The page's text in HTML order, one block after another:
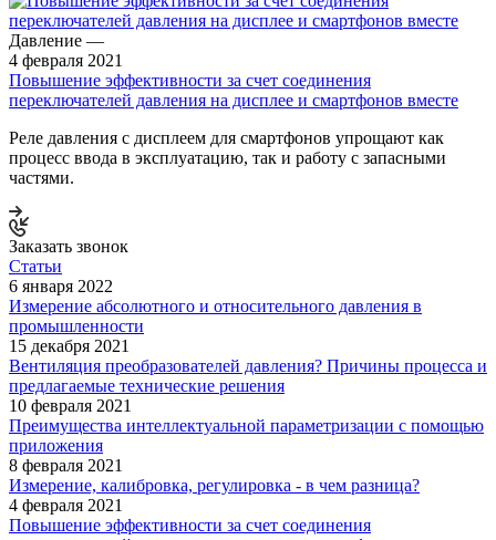
Давление —
4 февраля 2021
Повышение эффективности за счет соединения
переключателей давления на дисплее и смартфонов вместе
Реле давления с дисплеем для смартфонов упрощают как
процесс ввода в эксплуатацию, так и работу с запасными
частями.
Заказать звонок
Статьи
6 января 2022
Измерение абсолютного и относительного давления в
промышленности
15 декабря 2021
Вентиляция преобразователей давления? Причины процесса и
предлагаемые технические решения
10 февраля 2021
Преимущества интеллектуальной параметризации с помощью
приложения
8 февраля 2021
Измерение, калибровка, регулировка - в чем разница?
4 февраля 2021
Повышение эффективности за счет соединения